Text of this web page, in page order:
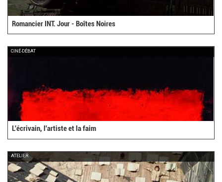
Romancier INT. Jour - Boîtes Noires
CINÉ-DÉBAT
L'écrivain, l'artiste et la faim
ATELIER